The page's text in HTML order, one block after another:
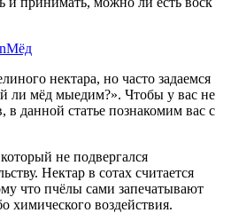
Мёд
нектара, но часто задаемся
ли мёд мыедим?». Чтобы у вас не
в данной статье познакомим вас с
не подвергался
Нектар в сотах считается
что пчёлы сами запечатывают
химического воздействия.